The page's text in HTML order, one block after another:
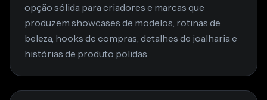
opção sólida para criadores e marcas que
produzem showcases de modelos, rotinas de
beleza, hooks de compras, detalhes de joalharia e
histórias de produto polidas.